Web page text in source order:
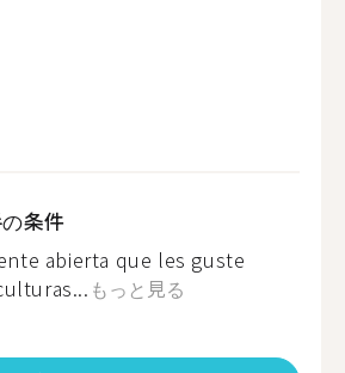
条件
abierta que les guste
もっと見る